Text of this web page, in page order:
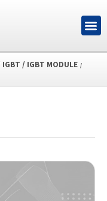
/ IGBT MODULE /